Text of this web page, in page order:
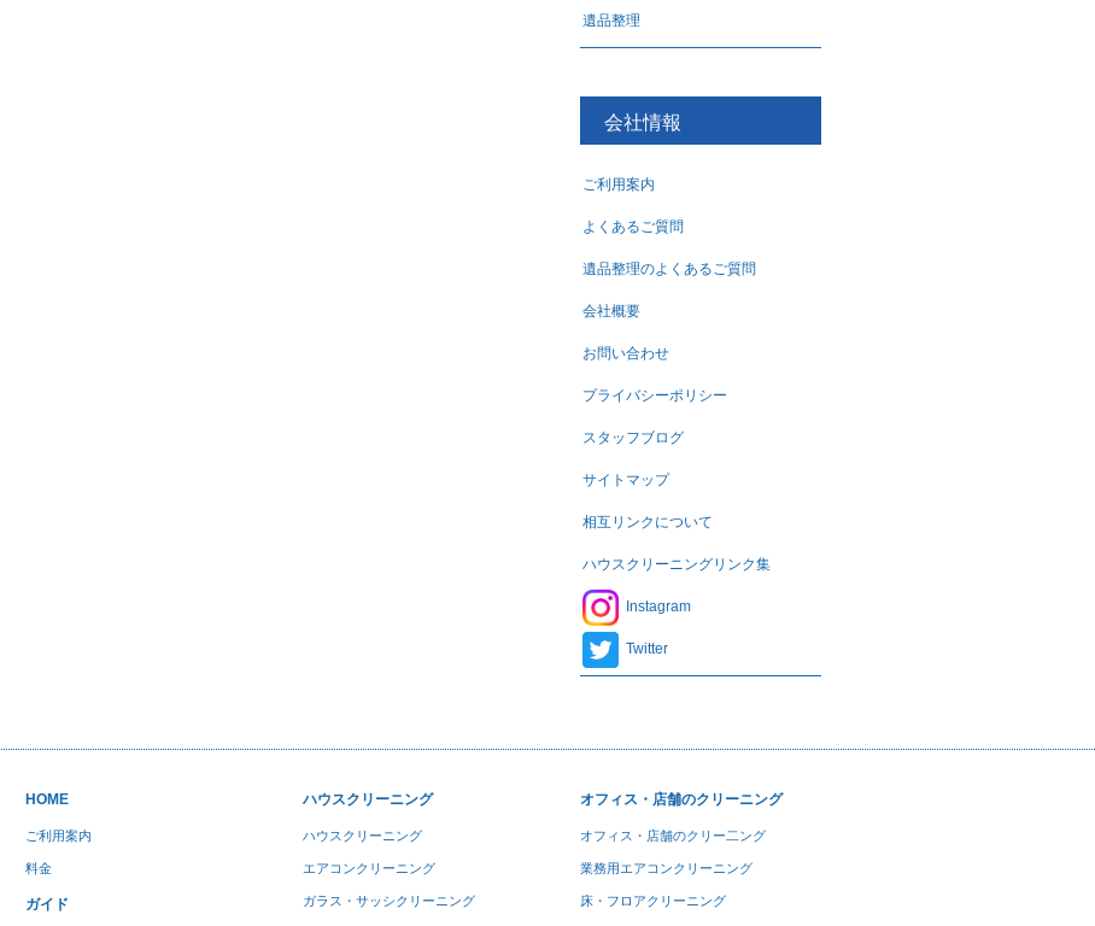
遺品整理
会社情報
ご利用案内
よくあるご質問
遺品整理のよくあるご質問
会社概要
お問い合わせ
プライバシーポリシー
スタッフブログ
サイトマップ
相互リンクについて
ハウスクリーニングリンク集
Instagram
Twitter
HOME
ご利用案内
料金
ガイド
ハウスクリーニング
ハウスクリーニング
エアコンクリーニング
ガラス・サッシクリーニング
オフィス・店舗のクリーニング
オフィス・店舗のクリー二ング
業務用エアコンクリーニング
床・フロアクリーニング